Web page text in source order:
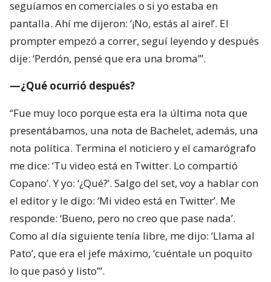
seguíamos en comerciales o si yo estaba en
pantalla. Ahí me dijeron: ‘¡No, estás al aire!’. El
prompter empezó a correr, seguí leyendo y después
dije: ‘Perdón, pensé que era una broma’”.
—¿Qué ocurrió después?
“Fue muy loco porque esta era la última nota que
presentábamos, una nota de Bachelet, además, una
nota política. Termina el noticiero y el camarógrafo
me dice: ‘Tu video está en Twitter. Lo compartió
Copano’. Y yo: ‘¿Qué?’. Salgo del set, voy a hablar con
el editor y le digo: ‘Mi video está en Twitter’. Me
responde: ‘Bueno, pero no creo que pase nada’.
Como al día siguiente tenía libre, me dijo: ‘Llama al
Pato’, que era el jefe máximo, ‘cuéntale un poquito
lo que pasó y listo’”.